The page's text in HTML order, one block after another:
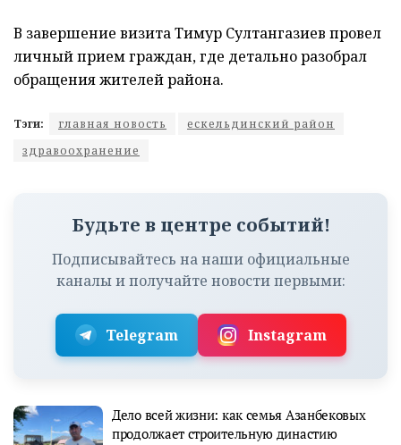
В завершение визита Тимур Султангазиев провел
личный прием граждан, где детально разобрал
обращения жителей района.
Тэги: главная новость
ескельдинский район
здравоохранение
Будьте в центре событий!
Подписывайтесь на наши официальные
каналы и получайте новости первыми:
Telegram Instagram
Дело всей жизни: как семья Азанбековых
продолжает строительную династию